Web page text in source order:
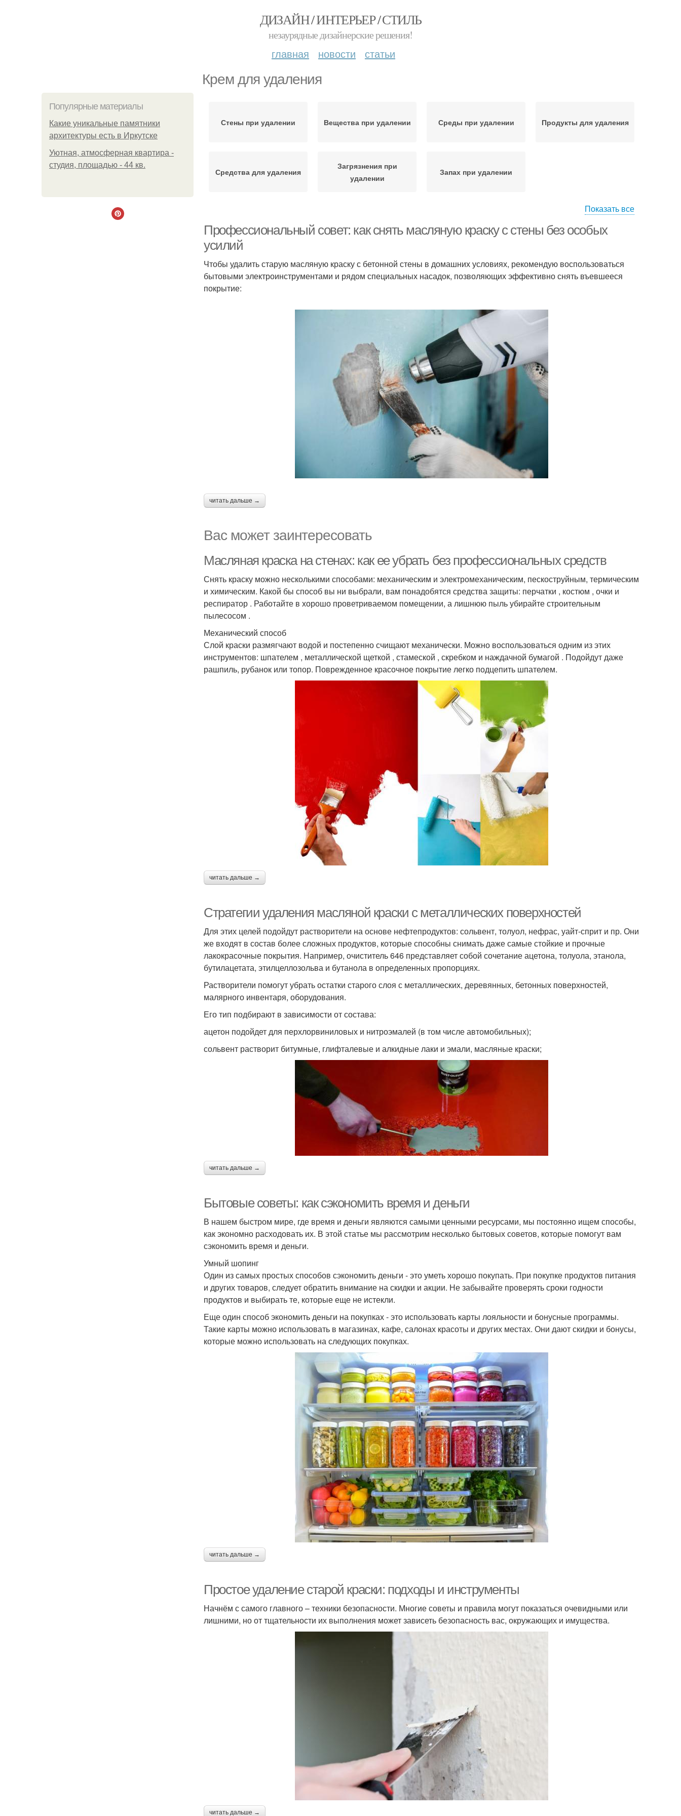
ДИЗАЙН / ИНТЕРЬЕР / СТИЛЬ
незаурядные дизайнерские решения!
главная новости статьи
Крем для удаления
Популярные материалы
Какие уникальные памятники
архитектуры есть в Иркутске
Уютная, атмосферная квартира -
студия, площадью - 44 кв.
Стены при удалении Вещества при удалении Среды при удалении Продукты для удаления
Средства для удаления
Загрязнения при
удалении
Запах при удалении
Показать все
Профессиональный совет: как снять масляную краску с стены без особых
усилий
Чтобы удалить старую масляную краску с бетонной стены в домашних условиях, рекомендую воспользоваться
бытовыми электроинструментами и рядом специальных насадок, позволяющих эффективно снять въевшееся
покрытие:
читать дальше →
Вас может заинтересовать
Масляная краска на стенах: как ее убрать без профессиональных средств
Снять краску можно несколькими способами: механическим и электромеханическим, пескоструйным, термическим
и химическим. Какой бы способ вы ни выбрали, вам понадобятся средства защиты: перчатки , костюм , очки и
респиратор . Работайте в хорошо проветриваемом помещении, а лишнюю пыль убирайте строительным
пылесосом .
Механический способ
Слой краски размягчают водой и постепенно счищают механически. Можно воспользоваться одним из этих
инструментов: шпателем , металлической щеткой , стамеской , скребком и наждачной бумагой . Подойдут даже
рашпиль, рубанок или топор. Поврежденное красочное покрытие легко подцепить шпателем.
читать дальше →
Стратегии удаления масляной краски с металлических поверхностей
Для этих целей подойдут растворители на основе нефтепродуктов: сольвент, толуол, нефрас, уайт-сприт и пр. Они
же входят в состав более сложных продуктов, которые способны снимать даже самые стойкие и прочные
лакокрасочные покрытия. Например, очиститель 646 представляет собой сочетание ацетона, толуола, этанола,
бутилацетата, этилцеллозольва и бутанола в определенных пропорциях.
Растворители помогут убрать остатки старого слоя с металлических, деревянных, бетонных поверхностей,
малярного инвентаря, оборудования.
Его тип подбирают в зависимости от состава:
ацетон подойдет для перхлорвиниловых и нитроэмалей (в том числе автомобильных);
сольвент растворит битумные, глифталевые и алкидные лаки и эмали, масляные краски;
читать дальше →
Бытовые советы: как сэкономить время и деньги
В нашем быстром мире, где время и деньги являются самыми ценными ресурсами, мы постоянно ищем способы,
как экономно расходовать их. В этой статье мы рассмотрим несколько бытовых советов, которые помогут вам
сэкономить время и деньги.
Умный шопинг
Один из самых простых способов сэкономить деньги - это уметь хорошо покупать. При покупке продуктов питания
и других товаров, следует обратить внимание на скидки и акции. Не забывайте проверять сроки годности
продуктов и выбирать те, которые еще не истекли.
Еще один способ экономить деньги на покупках - это использовать карты лояльности и бонусные программы.
Такие карты можно использовать в магазинах, кафе, салонах красоты и других местах. Они дают скидки и бонусы,
которые можно использовать на следующих покупках.
читать дальше →
Простое удаление старой краски: подходы и инструменты
Начнём с самого главного – техники безопасности. Многие советы и правила могут показаться очевидными или
лишними, но от тщательности их выполнения может зависеть безопасность вас, окружающих и имущества.
читать дальше →